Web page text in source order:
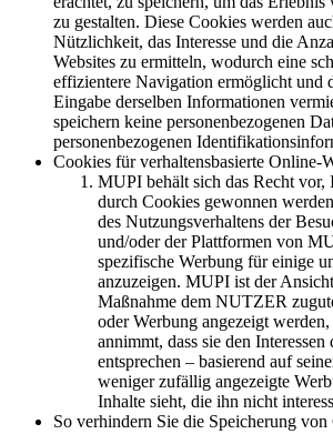
zu gestalten. Diese Cookies werden
Nützlichkeit, das Interesse und die
Websites zu ermitteln, wodurch eine
effizientere Navigation ermöglicht und
Eingabe derselben Informationen
speichern keine personenbezogenen
personenbezogenen
Cookies für verhaltensbasierte Online-
MUPI behält sich das Recht vor,
durch Cookies gewonnen
des Nutzungsverhaltens der
und/oder der Plattformen von
spezifische Werbung für einige
anzuzeigen. MUPI ist der
Maßnahme dem NUTZER
oder Werbung angezeigt
annimmt, dass sie den
entsprechen – basierend auf
weniger zufällig angezeigte
Inhalte sieht, die ihn nicht
So verhindern Sie die Speicherung